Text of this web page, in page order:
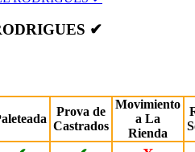
✔
Prova de
Castrados
Movimiento
a La
Rienda